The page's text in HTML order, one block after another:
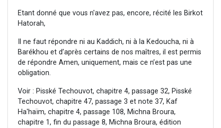
Etant donné que vous n'avez pas, encore, récité les Birkot
Hatorah,
Il ne faut répondre ni au Kaddich, ni à la Kedoucha, ni à
Barékhou et d’après certains de nos maîtres, il est permis
de répondre Amen, uniquement, mais ce n’est pas une
obligation.
Voir : Pisské Techouvot, chapitre 4, passage 32, Pisské
Techouvot, chapitre 47, passage 3 et note 37, Kaf
Ha'haïm, chapitre 4, passage 108, Michna Broura,
chapitre 1, fin du passage 8, Michna Broura, édition